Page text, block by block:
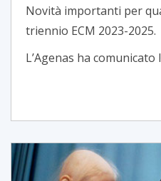
Novità importanti per
triennio ECM 2023-2025.
L’Agenas ha comunicato